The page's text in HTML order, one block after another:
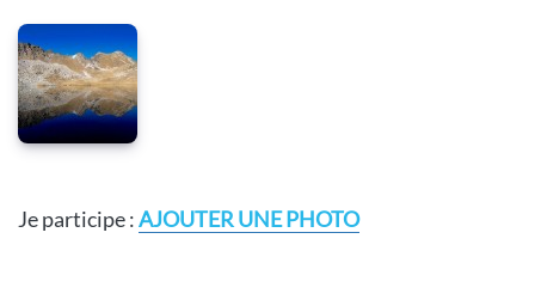
Je participe :AJOUTER UNE PHOTO